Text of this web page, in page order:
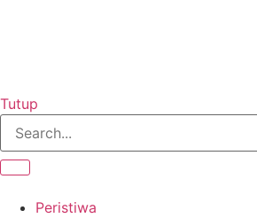
Tutup
Peristiwa